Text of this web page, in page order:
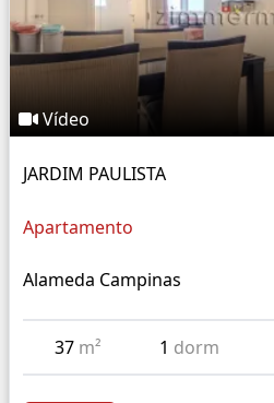
Vídeo
JARDIM PAULISTA
Apartamento
Alameda Campinas
37 m² 1 dorm